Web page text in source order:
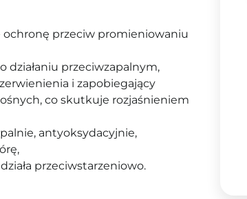
ochronę przeciw promieniowaniu
działaniu przeciwzapalnym,
i zapobiegający
co skutkuje rozjaśnieniem
antyoksydacyjnie,
przeciwstarzeniowo.